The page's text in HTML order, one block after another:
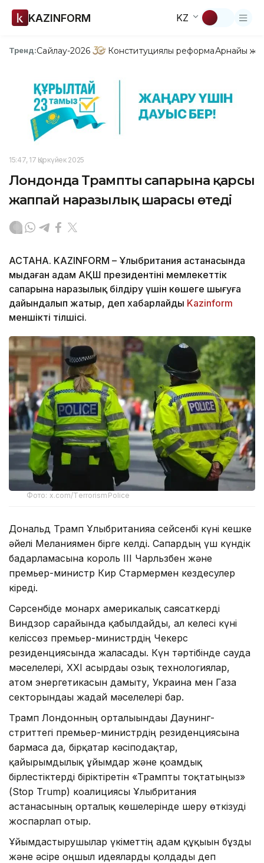
KAZINFORM KZ
Тренд:Сайлау-2026 Конституциялық реформаАрнайы
15:47, 17 Қыркүйек 2025
Лондонда Трамптың сапарына қарсы
жаппай наразылық шарасы өтеді
АСТАНА. KAZINFORM – Ұлыбритания астанасында
мыңдаған адам АҚШ президентінің мемлекеттік
сапарына наразылық білдіру үшін көшеге шығуға
дайындалып жатыр, деп хабарлайды Kazinform
меншікті тілшісі.
Фото: x.com/TerrorismPolice
Дональд Трамп Ұлыбританияға сейсенбі күні кешке
әйелі Меланиямен бірге келді. Сапардың үш күндік
бағдарламасына король III Чарльзбен және
премьер-министр Кир Стармермен кездесулер
кіреді.
Сәрсенбіде монарх америкалық саясаткерді
Виндзор сарайында қабылдайды, ал келесі күні
келіссөз премьер-министрдің Чекерс
резиденциясында жалғасады. Күн тәртібінде сауда
мәселелері, ХХІ ғасырдағы озық технологиялар,
атом энергетикасын дамыту, Украина мен Газа
секторындағы жағдай мәселелері бар.
Трамп Лондонның орталығындағы Даунинг-
стриттегі премьер-министрдің резиденциясына
бармаса да, бірқатар кәсіподақтар,
қайырымдылық ұйымдар және қоғамдық
бірлестіктерді біріктіретін «Трампты тоқтатыңыз»
(Stop Trump) коалициясы Ұлыбритания
астанасының орталық көшелерінде шеру өткізуді
жоспарлап отыр.
Ұйымдастырушылар үкіметтің адам құқығын бұзды
және әсіре оңшыл идеяларды қолдады деп